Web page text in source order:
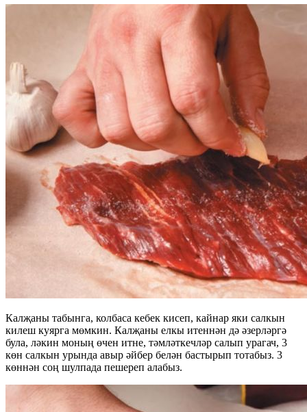
Калҗаны табынга, колбаса кебек кисеп, кайнар яки салкын
килеш куярга мөмкин. Калҗаны елкы итеннән дә әзерләргә
була, ләкин моның өчен итне, тәмләткечләр салып урагач, 3
көн салкын урында авыр әйбер белән бастырып тотабыз. 3
көннән соң шулпада пешереп алабыз.